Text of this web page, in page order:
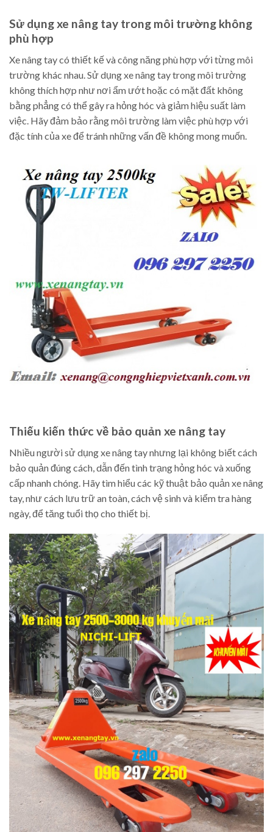
Sử dụng xe nâng tay trong môi trường không
phù hợp
Xe nâng tay có thiết kế và công năng phù hợp với từng môi
trường khác nhau. Sử dụng xe nâng tay trong môi trường
không thích hợp như nơi ẩm ướt hoặc có mặt đất không
bằng phẳng có thể gây ra hỏng hóc và giảm hiệu suất làm
việc. Hãy đảm bảo rằng môi trường làm việc phù hợp với
đặc tính của xe để tránh những vấn đề không mong muốn.
Thiếu kiến thức về bảo quản xe nâng tay
Nhiều người sử dụng xe nâng tay nhưng lại không biết cách
bảo quản đúng cách, dẫn đến tình trạng hỏng hóc và xuống
cấp nhanh chóng. Hãy tìm hiểu các kỹ thuật bảo quản xe nâng
tay, như cách lưu trữ an toàn, cách vệ sinh và kiểm tra hàng
ngày, để tăng tuổi thọ cho thiết bị.